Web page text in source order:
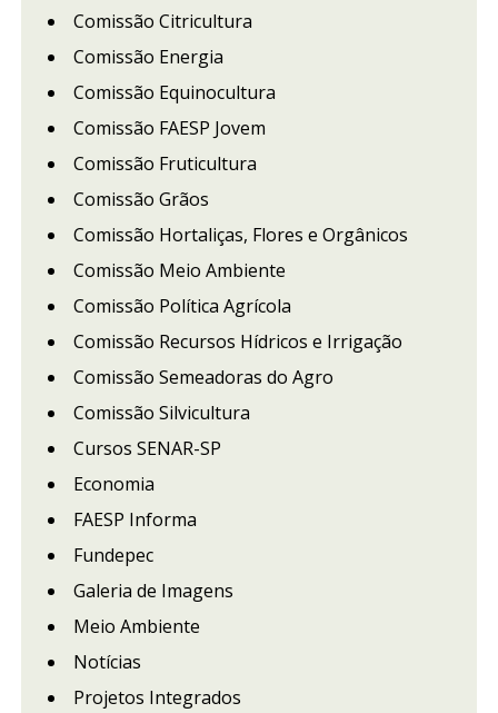
Comissão Citricultura
Comissão Energia
Comissão Equinocultura
Comissão FAESP Jovem
Comissão Fruticultura
Comissão Grãos
Comissão Hortaliças, Flores e Orgânicos
Comissão Meio Ambiente
Comissão Política Agrícola
Comissão Recursos Hídricos e Irrigação
Comissão Semeadoras do Agro
Comissão Silvicultura
Cursos SENAR-SP
Economia
FAESP Informa
Fundepec
Galeria de Imagens
Meio Ambiente
Notícias
Projetos Integrados